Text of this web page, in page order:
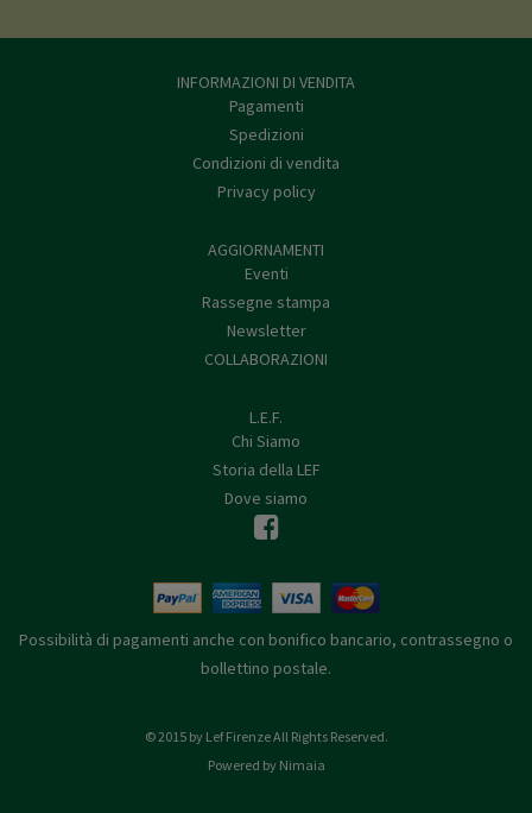
INFORMAZIONI DI VENDITA
Pagamenti
Spedizioni
Condizioni di vendita
Privacy policy
AGGIORNAMENTI
Eventi
Rassegne stampa
Newsletter
COLLABORAZIONI
L.E.F.
Chi Siamo
Storia della LEF
Dove siamo
Possibilità di pagamenti anche con bonifico bancario, contrassegno o
bollettino postale.
© 2015 by Lef Firenze All Rights Reserved.
Powered by Nimaia